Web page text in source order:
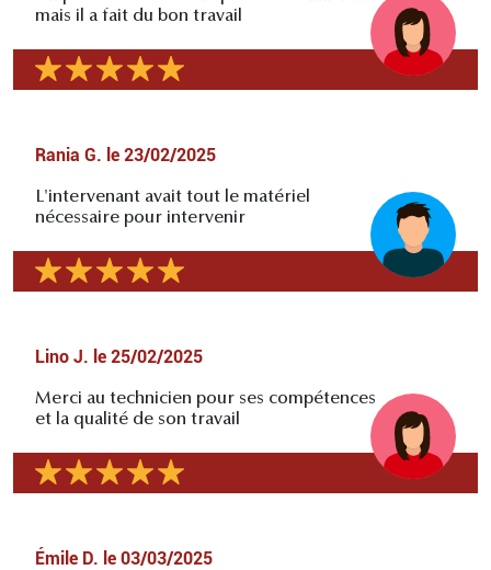
mais il a fait du bon travail
Rania G. le 23/02/2025
L'intervenant avait tout le matériel
nécessaire pour intervenir
Lino J. le 25/02/2025
Merci au technicien pour ses compétences
et la qualité de son travail
Émile D. le 03/03/2025